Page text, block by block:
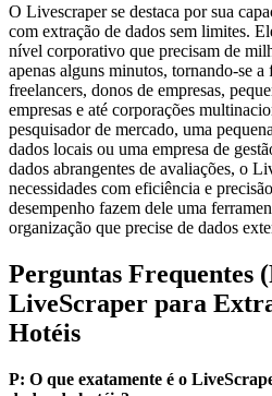
O Livescraper se destaca por sua
com extração de dados sem limites.
nível corporativo que precisam de
apenas alguns minutos, tornando-se a
freelancers, donos de empresas,
empresas e até corporações
pesquisador de mercado, uma
dados locais ou uma empresa de
dados abrangentes de avaliações, o
necessidades com eficiência e
desempenho fazem dele uma
organização que precise de dados
Perguntas Frequentes
LiveScraper para
Hotéis
P: O que exatamente é o